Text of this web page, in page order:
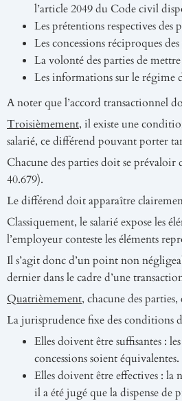
l’article 2049 du Code civil
Les prétentions respectives des
Les concessions réciproques
La volonté des parties de
Les informations sur le régime
A noter que l’accord transactionnel
Troisièmement, il existe une
salarié, ce différend pouvant porter
Chacune des parties doit se prévaloir
40.679).
Le différend doit apparaître
Classiquement, le salarié expose les
l’employeur conteste les éléments
Il s’agit donc d’un point non
dernier dans le cadre d’une
Quatrièmement, chacune des
La jurisprudence fixe des conditions
Elles doivent être suffisantes :
concessions soient équivalentes.
Elles doivent être effectives : la
il a été jugé que la dispense de